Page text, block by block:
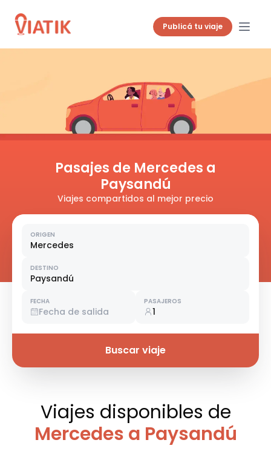
Publicá tu viaje
Pasajes de Mercedes a
Paysandú
Viajes compartidos al mejor precio
ORIGEN
Mercedes
DESTINO
Paysandú
FECHA
Fecha de salida
PASAJEROS
1
Buscar viaje
Viajes disponibles de
Mercedes a Paysandú